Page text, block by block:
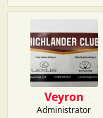
Veyron
Administrator